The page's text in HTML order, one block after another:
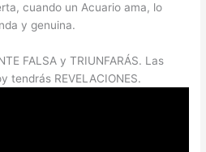
cuando un Acuario ama, lo
y genuina.
FALSA y TRIUNFARÁS. Las
tendrás REVELACIONES.